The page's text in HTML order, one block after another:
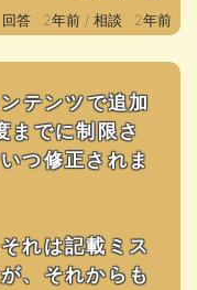
回答 : 2年前 / 相談 : 2年前
テンツで追加
までに制限さ
つ修正されま
れは記載ミス
、それからも